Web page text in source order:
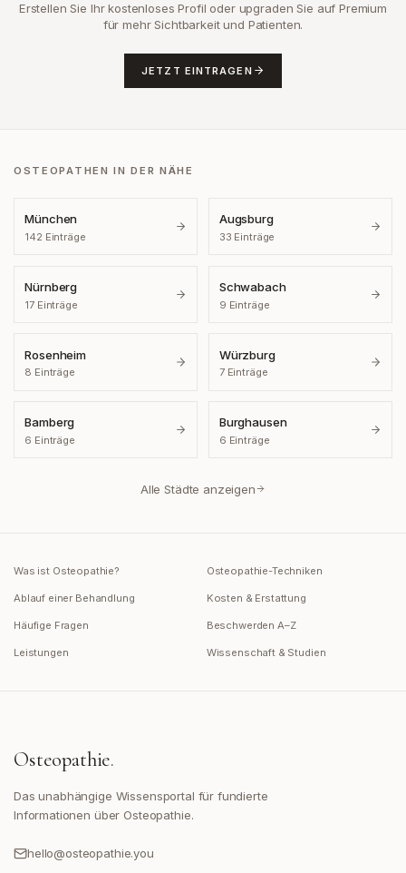
Erstellen Sie Ihr kostenloses Profil oder upgraden Sie auf Premium
für mehr Sichtbarkeit und Patienten.
JETZT EINTRAGEN
OSTEOPATHEN IN DER NÄHE
München
142 Einträge
Augsburg
33 Einträge
Nürnberg
17Einträge
Schwabach
9 Einträge
Rosenheim
8 Einträge
Würzburg
7Einträge
Bamberg
6 Einträge
Burghausen
6 Einträge
Alle Städte anzeigen
Was ist Osteopathie? Osteopathie-Techniken
Ablauf einer Behandlung Kosten & Erstattung
Häufige Fragen Beschwerden A–Z
Leistungen Wissenschaft & Studien
Osteopathie.
Das unabhängige Wissensportal für fundierte
Informationen über Osteopathie.
hello@osteopathie.you